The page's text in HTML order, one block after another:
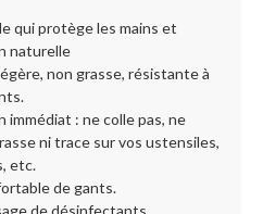
qui protège les mains et
naturelle
non grasse, résistante à
immédiat : ne colle pas, ne
ni trace sur vos ustensiles,
etc.
de gants.
de désinfectants